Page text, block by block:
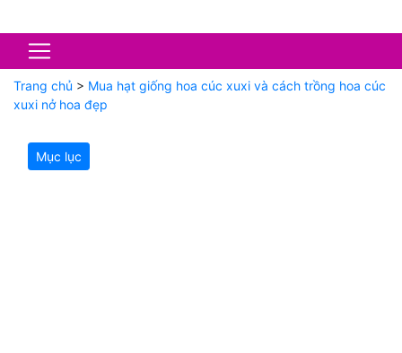
Trang chủ > Mua hạt giống hoa cúc xuxi và cách trồng hoa cúc
xuxi nở hoa đẹp
Mục lục